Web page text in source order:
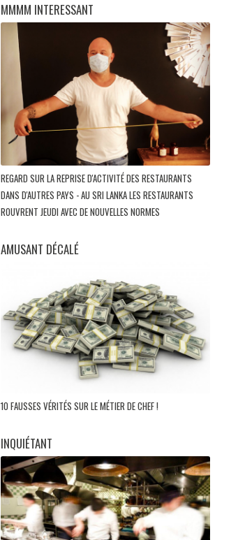
MMMM INTERESSANT
REGARD SUR LA REPRISE D'ACTIVITÉ DES RESTAURANTS
DANS D'AUTRES PAYS - AU SRI LANKA LES RESTAURANTS
ROUVRENT JEUDI AVEC DE NOUVELLES NORMES
AMUSANT DÉCALÉ
10 FAUSSES VÉRITÉS SUR LE MÉTIER DE CHEF !
INQUIÉTANT